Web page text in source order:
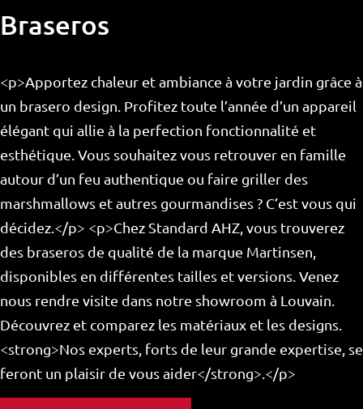
Braseros
<p>Apportez chaleur et ambiance à votre jardin grâce à
un brasero design. Profitez toute l’année d’un appareil
élégant qui allie à la perfection fonctionnalité et
esthétique. Vous souhaitez vous retrouver en famille
autour d’un feu authentique ou faire griller des
marshmallows et autres gourmandises ? C’est vous qui
décidez.</p> <p>Chez Standard AHZ, vous trouverez
des braseros de qualité de la marque Martinsen,
disponibles en différentes tailles et versions. Venez
nous rendre visite dans notre showroom à Louvain.
Découvrez et comparez les matériaux et les designs.
<strong>Nos experts, forts de leur grande expertise, se
feront un plaisir de vous aider</strong>.</p>